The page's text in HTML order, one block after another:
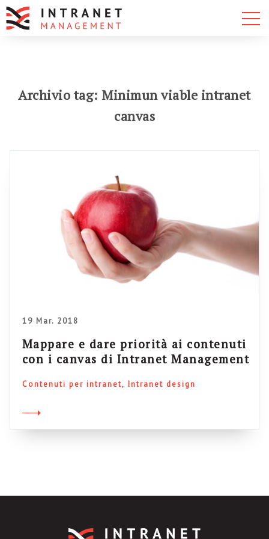
Archivio tag: Minimun viable intranet
canvas
19 Mar. 2018
Mappare e dare priorità ai contenuti
con i canvas di Intranet Management
Contenuti per intranet Intranet design